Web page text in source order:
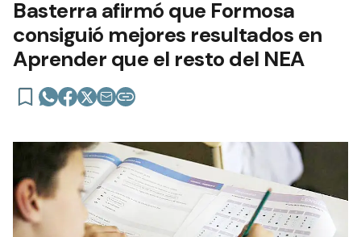
Basterra afirmó que Formosa
consiguió mejores resultados en
Aprender que el resto del NEA